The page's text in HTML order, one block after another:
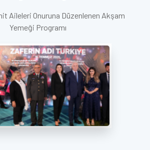
Aileleri Onuruna Düzenlenen Akşam
Yemeği Programı